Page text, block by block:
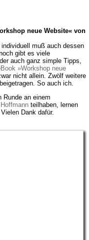
neue Website« von
muß auch dessen
gibt es viele
auch ganz simple Tipps,
»Workshop neue
nicht allein. Zwölf weitere
So auch ich.
Runde an einem
teilhaben, lernen
Dank dafür.